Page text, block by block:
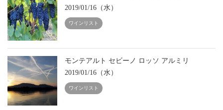
2019/01/16（水）
ワインリスト
モンテアルト セビーノ ロッソ アルミリ
2019/01/16（水）
ワインリスト